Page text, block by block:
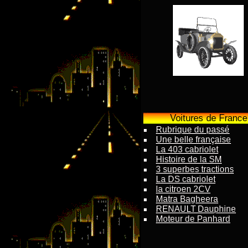
Voitures de France
Rubrique du passé
Une belle française
La 403 cabriolet
Histoire de la SM
3 superbes tractions
La DS cabriolet
la citroen 2CV
Matra Bagheera
RENAULT Dauphine
Moteur de Panhard